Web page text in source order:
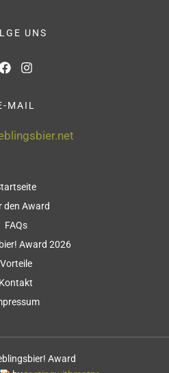
UNS
MAIL
den Award
FAQs
Award 2026
Vorteile
Kontakt
Award